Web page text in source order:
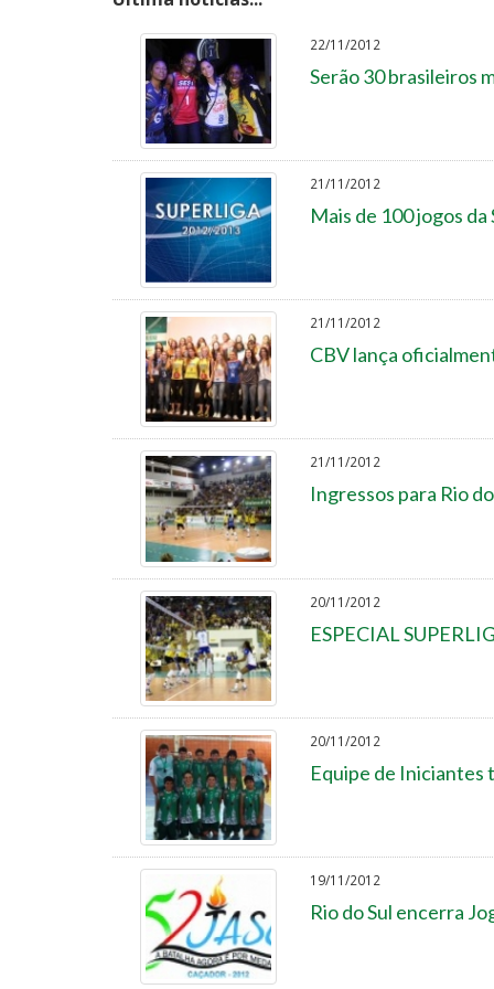
22/11/2012
Serão 30 brasileiros
21/11/2012
Mais de 100 jogos
21/11/2012
CBV lança
21/11/2012
Ingressos para Rio
20/11/2012
ESPECIAL
20/11/2012
Equipe de Iniciantes
19/11/2012
Rio do Sul encerra